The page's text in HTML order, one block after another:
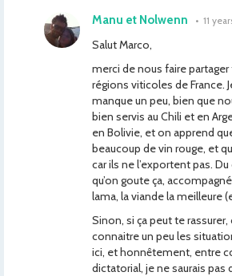
Manu et Nolwenn • 11
Salut Marco,
merci de nous faire
régions viticoles de France.
manque un peu, bien que
bien servis au Chili et en
en Bolivie, et on apprend
beaucoup de vin rouge, et
car ils ne l’exportent pas.
qu’on goute ça,
lama, la viande la meilleure
Sinon, si ça peut te
connaitre un peu les
ici, et honnêtement, entre
dictatorial, je ne saurais pas